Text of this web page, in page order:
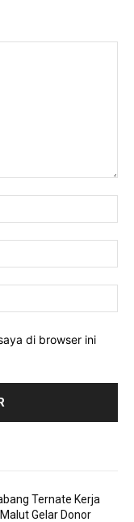
di browser ini
Ternate Kerja
Gelar Donor